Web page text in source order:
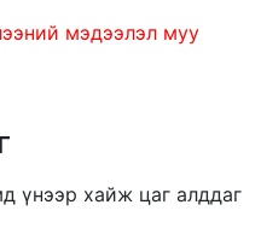
мэдээлэл муу
үнээр хайж цаг алддаг